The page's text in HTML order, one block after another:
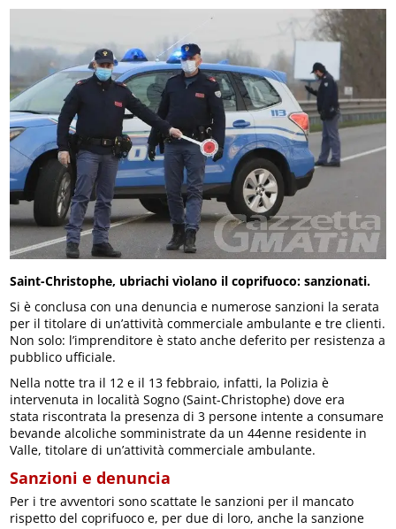
Saint-Christophe, ubriachi vìolano il coprifuoco: sanzionati.
Si è conclusa con una denuncia e numerose sanzioni la serata
per il titolare di un’attività commerciale ambulante e tre clienti.
Non solo: l’imprenditore è stato anche deferito per resistenza a
pubblico ufficiale.
Nella notte tra il 12 e il 13 febbraio, infatti, la Polizia è
intervenuta in località Sogno (Saint-Christophe) dove era
stata riscontrata la presenza di 3 persone intente a consumare
bevande alcoliche somministrate da un 44enne residente in
Valle, titolare di un’attività commerciale ambulante.
Sanzioni e denuncia
Per i tre avventori sono scattate le sanzioni per il mancato
rispetto del coprifuoco e, per due di loro, anche la sanzione